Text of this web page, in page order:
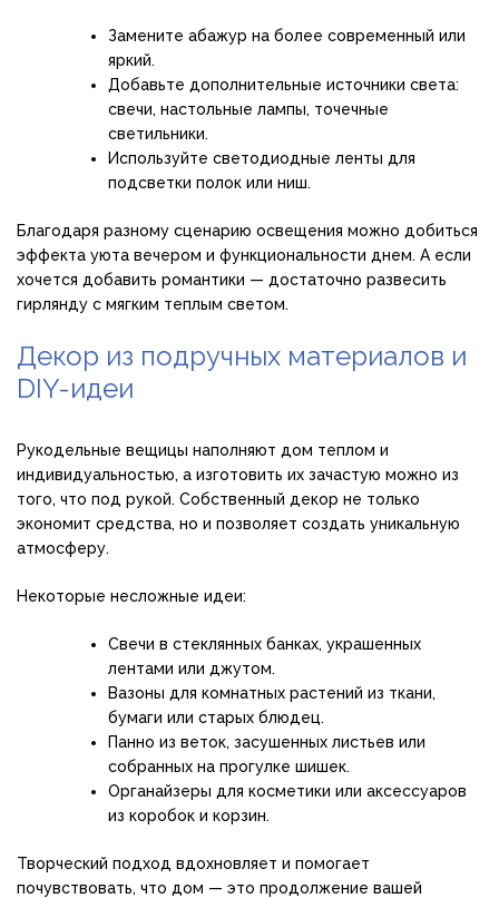
Замените абажур на более современный или
яркий.
Добавьте дополнительные источники света:
свечи, настольные лампы, точечные
светильники.
Используйте светодиодные ленты для
подсветки полок или ниш.
Благодаря разному сценарию освещения можно добиться
эффекта уюта вечером и функциональности днем. А если
хочется добавить романтики — достаточно развесить
гирлянду с мягким теплым светом.
Декор из подручных материалов и
DIY-идеи
Рукодельные вещицы наполняют дом теплом и
индивидуальностью, а изготовить их зачастую можно из
того, что под рукой. Собственный декор не только
экономит средства, но и позволяет создать уникальную
атмосферу.
Некоторые несложные идеи:
Свечи в стеклянных банках, украшенных
лентами или джутом.
Вазоны для комнатных растений из ткани,
бумаги или старых блюдец.
Панно из веток, засушенных листьев или
собранных на прогулке шишек.
Органайзеры для косметики или аксессуаров
из коробок и корзин.
Творческий подход вдохновляет и помогает
почувствовать, что дом — это продолжение вашей